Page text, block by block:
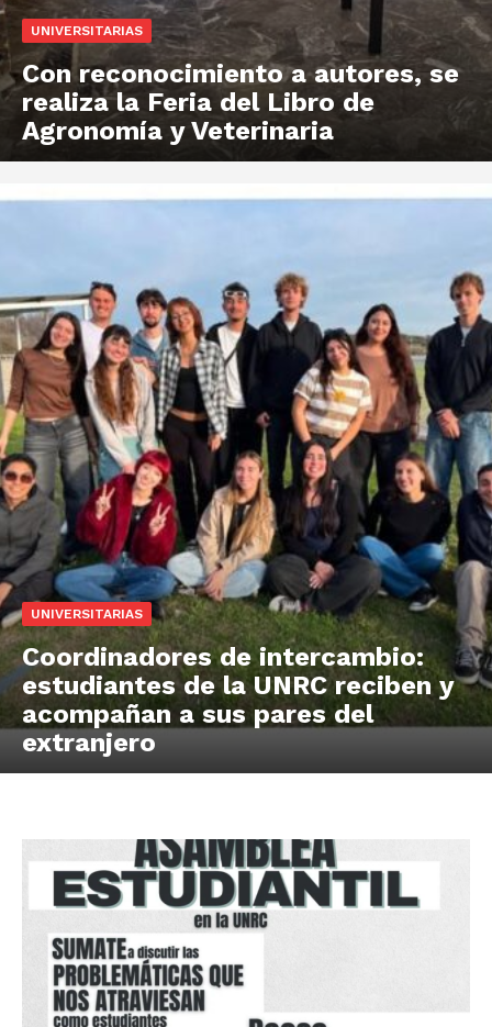
UNIVERSITARIAS
Con reconocimiento a autores, se
realiza la Feria del Libro de
Agronomía y Veterinaria
UNIVERSITARIAS
Coordinadores de intercambio:
estudiantes de la UNRC reciben y
acompañan a sus pares del
extranjero